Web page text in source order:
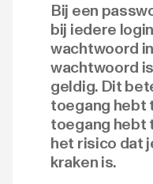
Bij een
bij iedere
wachtwoord
wachtwoord
geldig. Dit
toegang hebt
toegang hebt
het risico dat
kraken is.